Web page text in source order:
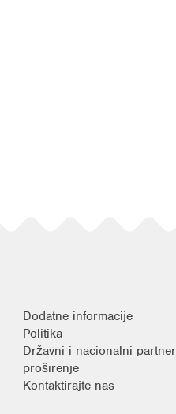
Dodatne informacije
Politika
Državni i nacionalni
proširenje
Kontaktirajte nas